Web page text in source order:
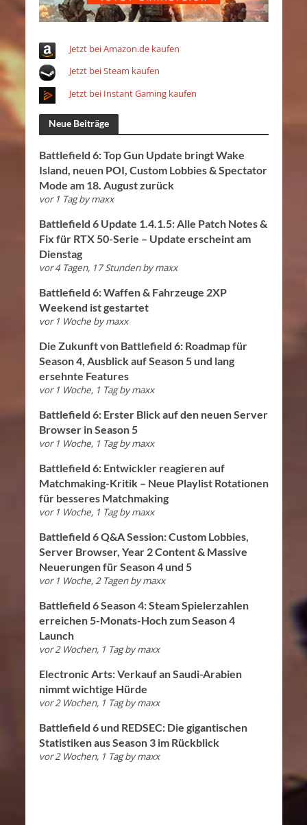
Jetzt bei Amazon.de kaufen
Jetzt bei Steam kaufen
Jetzt bei Instant Gaming kaufen
Neue Beiträge
Battlefield 6: Top Gun Update bringt Wake
Island, neuen POI, Custom Lobbies & Spectator
Mode am 18. August zurück
vor 1 Tag bymaxx
Battlefield 6 Update 1.4.1.5: Alle Patch Notes &
Fix für RTX 50-Serie – Update erscheint am
Dienstag
vor 4 Tagen, 17 Stunden bymaxx
Battlefield 6: Waffen & Fahrzeuge 2XP
Weekend ist gestartet
vor 1 Woche bymaxx
Die Zukunft von Battlefield 6: Roadmap für
Season 4, Ausblick auf Season 5 und lang
ersehnte Features
vor 1 Woche, 1 Tag bymaxx
Battlefield 6: Erster Blick auf den neuen Server
Browser in Season 5
vor 1 Woche, 1 Tag bymaxx
Battlefield 6: Entwickler reagieren auf
Matchmaking-Kritik – Neue Playlist Rotationen
für besseres Matchmaking
vor 1 Woche, 1 Tag bymaxx
Battlefield 6 Q&A Session: Custom Lobbies,
Server Browser, Year 2 Content & Massive
Neuerungen für Season 4 und 5
vor 1 Woche, 2 Tagen bymaxx
Battlefield 6 Season 4: Steam Spielerzahlen
erreichen 5-Monats-Hoch zum Season 4
Launch
vor 2 Wochen, 1 Tag bymaxx
Electronic Arts: Verkauf an Saudi-Arabien
nimmt wichtige Hürde
vor 2 Wochen, 1 Tag bymaxx
Battlefield 6 und REDSEC: Die gigantischen
Statistiken aus Season 3 im Rückblick
vor 2 Wochen, 1 Tag bymaxx